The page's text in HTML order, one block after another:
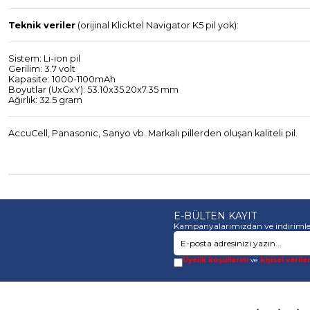
Teknik veriler (orijinal Klicktel Navigator K5 pil yok):
Sistem: Li-ion pil
Gerilim: 3.7 volt
Kapasite: 1000-1100mAh
Boyutlar (UxGxY): 53.10x35.20x7.35 mm
Ağırlık: 32.5 gram
AccuCell, Panasonic, Sanyo vb. Markalı pillerden oluşan kaliteli pil.
E-BÜLTEN KAYIT
Kampanyalarımızdan ve
Üyelik koşullarını ve kişisel